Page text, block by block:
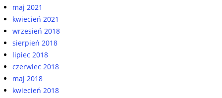
maj 2021
kwiecień 2021
wrzesień 2018
sierpień 2018
lipiec 2018
czerwiec 2018
maj 2018
kwiecień 2018